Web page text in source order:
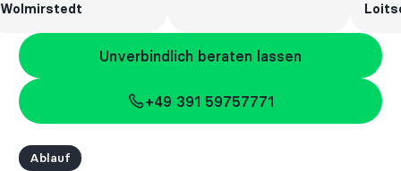
Loitsche
Unverbindlich beraten lassen
Unverbindlich beraten lassen
+49 391 59757771
+49 391 59757771
Ablauf